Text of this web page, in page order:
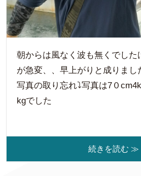
朝からは風なく波も無くでした
が急変、、早上がりと成りまし
写真の取り忘れ⤵写真は7０
kgでした
続きを読む ≫